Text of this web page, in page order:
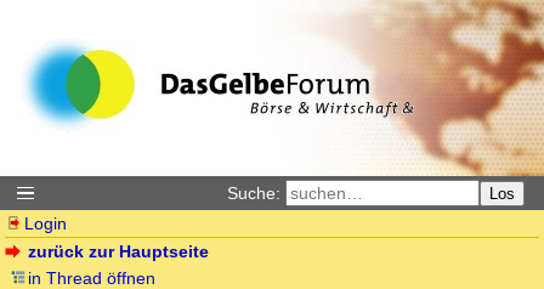
Suche: Los
Login
zurück zur Hauptseite
in Thread öffnen